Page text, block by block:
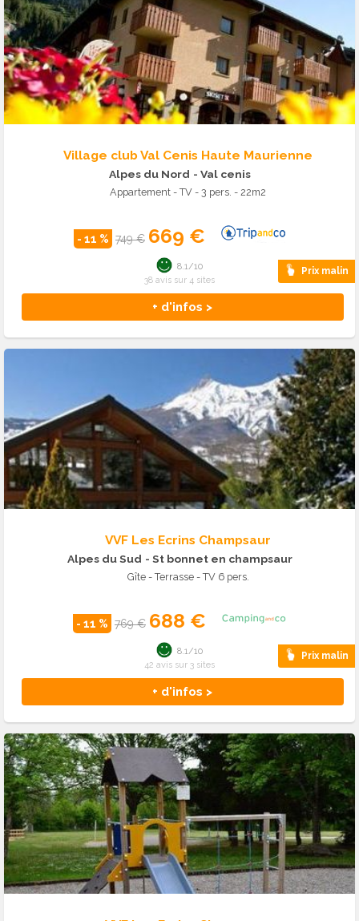
Village club Val Cenis Haute Maurienne
Alpes du Nord - Val cenis
Appartement - TV - 3 pers. - 22m2
- 11 % 749 € 669 €
Prix malin
+ d'infos >
8.1/10
38 avis sur 4 sites
VVF Les Ecrins Champsaur
Alpes du Sud - St bonnet en champsaur
Gîte - Terrasse - TV 6 pers.
- 11 % 769 € 688 €
Prix malin
+ d'infos >
8.1/10
42 avis sur 3 sites